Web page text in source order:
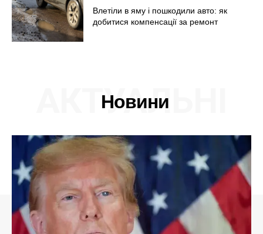
Влетіли в яму і пошкодили авто: як
добитися компенсації за ремонт
Новини
АКТУАЛЬНІ